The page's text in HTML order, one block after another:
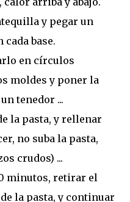
y pegar un
base.
en círculos
moldes y poner la
tenedor ...
la pasta, y rellenar
no suba la pasta,
crudos) ...
minutos, retirar el
la pasta, y continuar